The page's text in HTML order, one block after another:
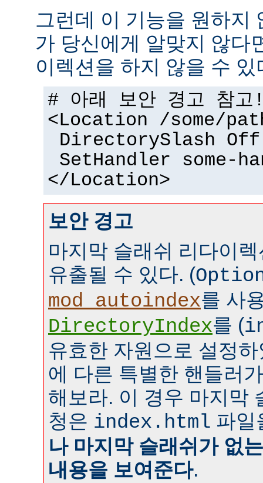
그런데 이 기능을 원하지
가 당신에게 알맞지 않다
이렉션을 하지 않을 수 있
# 아래 보안 경고 참고
<Location /some/
DirectorySlash Off
SetHandler some-
</Location>
보안 경고
마지막 슬래쉬 리다이
유출될 수 있다. (
mod_autoindex를 사
DirectoryIndex를 (
유효한 자원으로 설정
에 다른 특별한 핸들러
해보라. 이 경우 마지막
청은 index.html 파일
나 마지막 슬래쉬가 없
내용을 보여준다.